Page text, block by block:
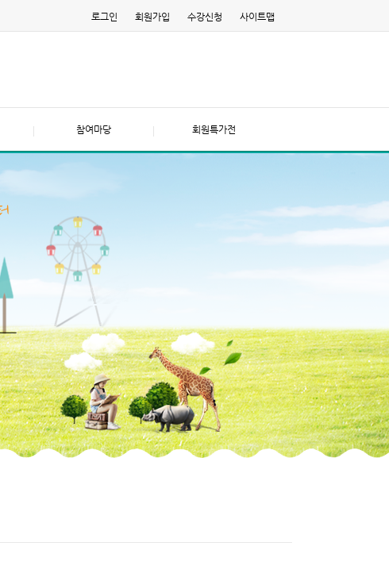
로그인 회원가입 수강신청 사이트맵
참여마당 회원특가전